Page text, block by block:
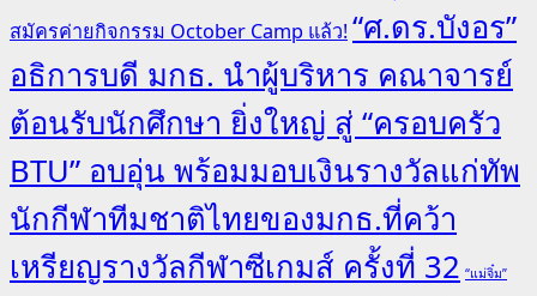
สมัครค่ายกิจกรรม October Camp แล้ว!“ศ.ดร.บังอร”
อธิการบดี มกธ. นำผู้บริหาร คณาจารย์
ต้อนรับนักศึกษา ยิ่งใหญ่ สู่ “ครอบครัว
BTU” อบอุ่น พร้อมมอบเงินรางวัลแก่ทัพ
นักกีฬาทีมชาติไทยของมกธ.ที่คว้า
เหรียญรางวัลกีฬาซีเกมส์ ครั้งที่ 32 “แม่จิ๋ม”